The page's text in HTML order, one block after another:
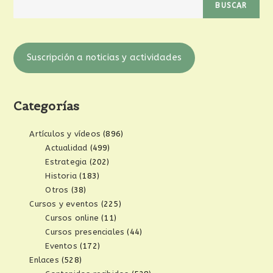
BUSCAR
Suscripción a noticias y actividades
Categorías
Artículos y vídeos (896)
Actualidad (499)
Estrategia (202)
Historia (183)
Otros (38)
Cursos y eventos (225)
Cursos online (11)
Cursos presenciales (44)
Eventos (172)
Enlaces (528)